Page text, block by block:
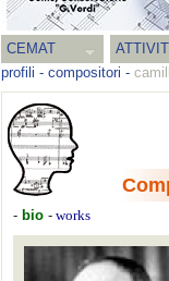
CEMAT
profili - compositori -
- bio - works